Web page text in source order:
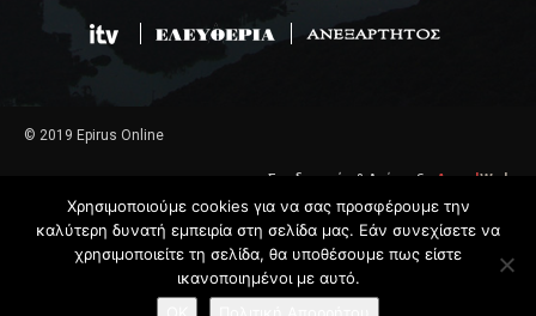
© 2019 Epirus Online
Σχεδιασμός & Ανάπτυξη AngelWeb
Χρησιμοποιούμε cookies για να σας προσφέρουμε την
καλύτερη δυνατή εμπειρία στη σελίδα μας. Εάν συνεχίσετε να
χρησιμοποιείτε τη σελίδα, θα υποθέσουμε πως είστε
ικανοποιημένοι με αυτό.